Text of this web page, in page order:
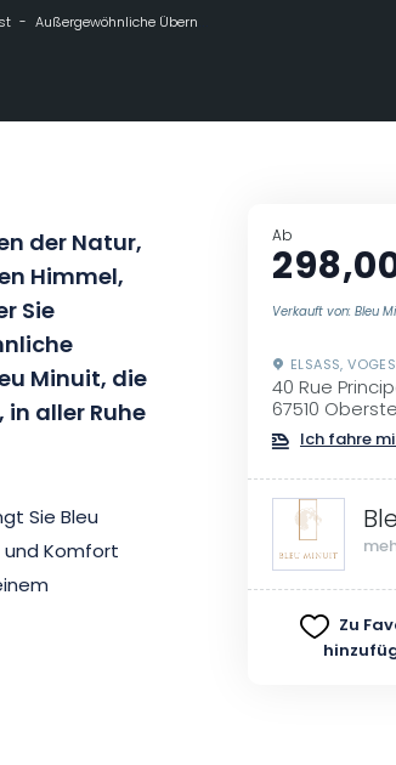
Außergewöhnliche Übernachtungen
der Natur,
Himmel,
Sie
Minuit, die
aller Ruhe
Sie Bleu
und Komfort
über
auch
ohne
Ab
Verkauft von: Bleu
ELSASS,
40 Rue
67510
Ich fahre
Zu